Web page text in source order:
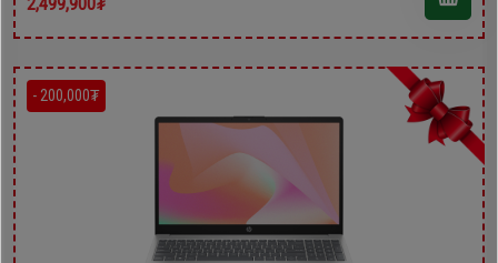
- 200,000₮